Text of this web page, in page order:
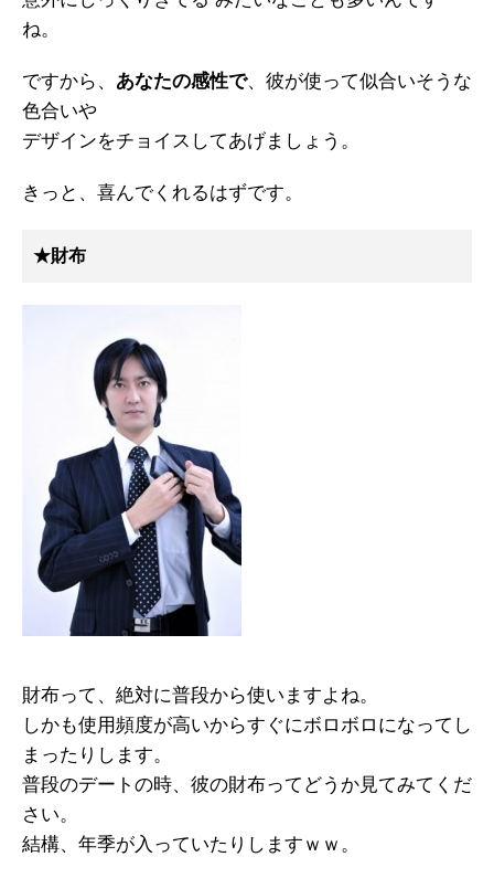
ね。
ですから、 あなたの感性で、彼が使って似合いそうな
色合いや
デザインをチョイスしてあげましょう。
きっと、喜んでくれるはずです。
★財布
財布って、絶対に普段から使いますよね。
しかも使用頻度が高いからすぐにボロボロになってし
まったりします。
普段のデートの時、彼の財布ってどうか見てみてくだ
さい。
結構、年季が入っていたりしますｗｗ。